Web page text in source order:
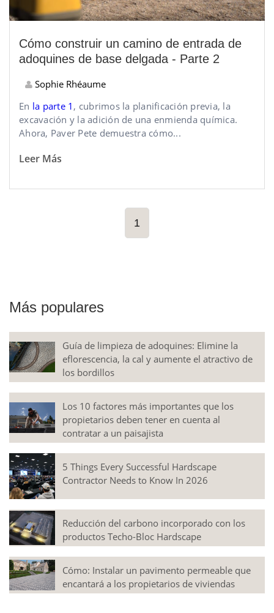
Cómo construir un camino de entrada de
adoquines de base delgada - Parte 2
Sophie Rhéaume
En la parte 1 , cubrimos la planificación previa, la
excavación y la adición de una enmienda química.
Ahora, Paver Pete demuestra cómo...
Leer Más
1
Más populares
Guía de limpieza de adoquines: Elimine la
eflorescencia, la cal y aumente el atractivo de
los bordillos
Los 10 factores más importantes que los
propietarios deben tener en cuenta al
contratar a un paisajista
5 Things Every Successful Hardscape
Contractor Needs to Know In 2026
Reducción del carbono incorporado con los
productos Techo-Bloc Hardscape
Cómo: Instalar un pavimento permeable que
encantará a los propietarios de viviendas